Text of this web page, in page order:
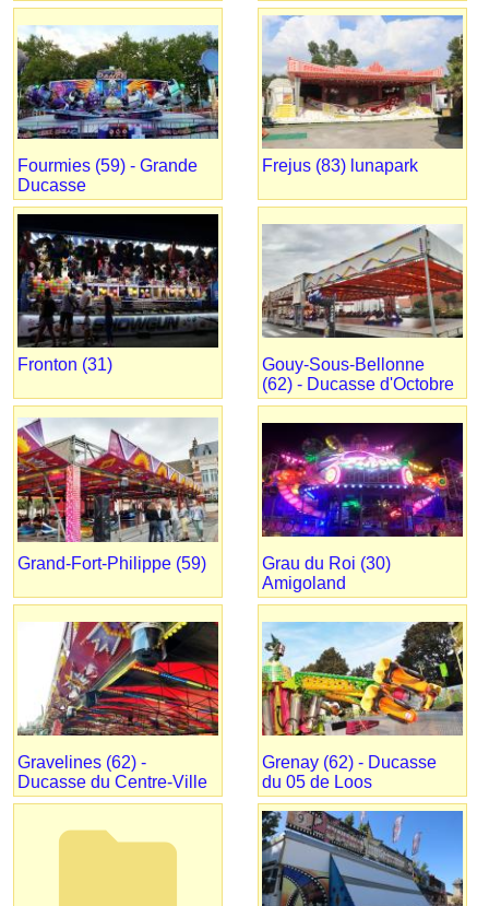
Fourmies (59) - Grande
Ducasse
Frejus (83) lunapark
Fronton (31)
Gouy-Sous-Bellonne
(62) - Ducasse d'Octobre
Grand-Fort-Philippe (59)
Grau du Roi (30)
Amigoland
Gravelines (62) -
Ducasse du Centre-Ville
Grenay (62) - Ducasse
du 05 de Loos